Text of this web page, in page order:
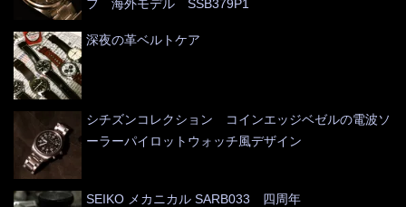
フ 海外モデル SSB379P1
深夜の革ベルトケア
シチズンコレクション コインエッジベゼルの電波ソ
ーラーパイロットウォッチ風デザイン
SEIKO メカニカル SARB033 四周年